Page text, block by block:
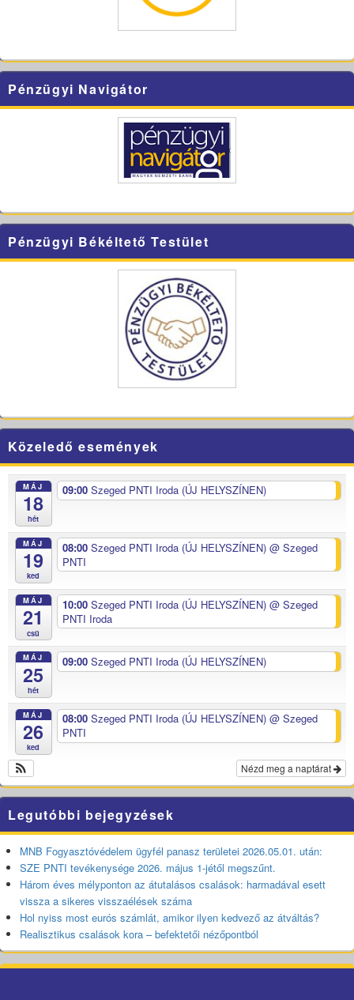
Pénzügyi Navigátor
Pénzügyi Békéltető Testület
Közeledő események
MÁJ
18
hét
09:00 Szeged PNTI Iroda (ÚJ HELYSZÍNEN)
MÁJ
19
ked
08:00 Szeged PNTI Iroda (ÚJ HELYSZÍNEN) @ Szeged
PNTI
MÁJ
21
csü
10:00 Szeged PNTI Iroda (ÚJ HELYSZÍNEN) @ Szeged
PNTI Iroda
MÁJ
25
hét
09:00 Szeged PNTI Iroda (ÚJ HELYSZÍNEN)
MÁJ
26
ked
08:00 Szeged PNTI Iroda (ÚJ HELYSZÍNEN) @ Szeged
PNTI
Nézd meg a naptárat
Legutóbbi bejegyzések
MNB Fogyasztóvédelem ügyfél panasz területei 2026.05.01. után:
SZE PNTI tevékenysége 2026. május 1-jétől megszűnt.
Három éves mélyponton az átutalásos csalások: harmadával esett
vissza a sikeres visszaélések száma
Hol nyiss most eurós számlát, amikor ilyen kedvező az átváltás?
Realisztikus csalások kora – befektetői nézőpontból